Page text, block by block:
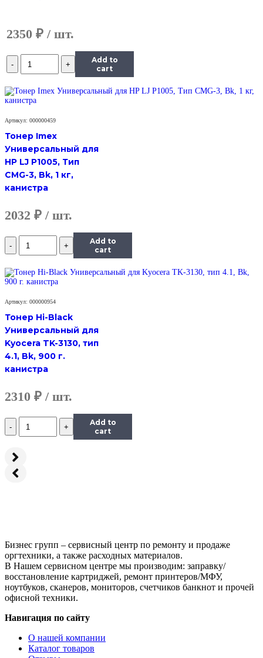
канистра
2350 ₽
Количество
Тонер
Black
Универсальный
Ricoh
Aficio
100,
Polyester,
Bk,
700
Add to
cart
Артикул: 000000459
Тонер Imex
Универсальный для
HP LJ P1005, Тип
CMG-3, Bk, 1 кг,
канистра
2032 ₽
Количество
Тонер
Black
Универсальный
Ricoh
Aficio
100,
Polyester,
Bk,
700
Add to
cart
Артикул: 000000954
Тонер Hi-Black
Универсальный для
Kyocera TK-3130, тип
4.1, Bk, 900 г.
канистра
2310 ₽
Количество
Тонер
Black
Универсальный
для
700
г,
канистра
Add to
cart
Бизнес групп – сервисный центр по ремонту и продаже
оргтехники, а также расходных материалов.
В Нашем сервисном центре мы производим: заправку/
восстановление картриджей, ремонт принтеров/МФУ,
ноутбуков, сканеров, мониторов, счетчиков банкнот и прочей
офисной техники.
Навигация по сайту
О нашей компании
Каталог товаров